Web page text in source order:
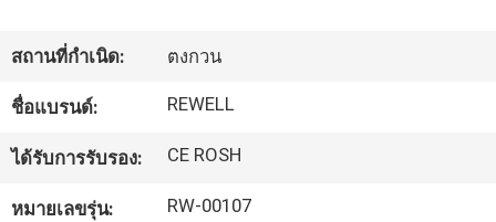
เกี่ยว
กับ
เรา
สถานที่กำเนิด: ตงกวน
ชื่อแบรนด์: REWELL
ได้รับการรับรอง: CE ROSH
หมายเลขรุ่น: RW-00107